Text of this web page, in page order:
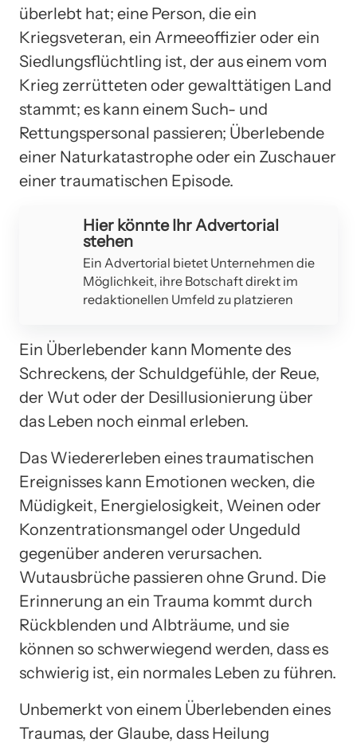
überlebt hat; eine Person, die ein
Kriegsveteran, ein Armeeoffizier oder ein
Siedlungsflüchtling ist, der aus einem vom
Krieg zerrütteten oder gewalttätigen Land
stammt; es kann einem Such- und
Rettungspersonal passieren; Überlebende
einer Naturkatastrophe oder ein Zuschauer
einer traumatischen Episode.
Hier könnte Ihr Advertorial
stehen
Ein Advertorial bietet Unternehmen die
Möglichkeit, ihre Botschaft direkt im
redaktionellen Umfeld zu platzieren
Ein Überlebender kann Momente des
Schreckens, der Schuldgefühle, der Reue,
der Wut oder der Desillusionierung über
das Leben noch einmal erleben.
Das Wiedererleben eines traumatischen
Ereignisses kann Emotionen wecken, die
Müdigkeit, Energielosigkeit, Weinen oder
Konzentrationsmangel oder Ungeduld
gegenüber anderen verursachen.
Wutausbrüche passieren ohne Grund. Die
Erinnerung an ein Trauma kommt durch
Rückblenden und Albträume, und sie
können so schwerwiegend werden, dass es
schwierig ist, ein normales Leben zu führen.
Unbemerkt von einem Überlebenden eines
Traumas, der Glaube, dass Heilung